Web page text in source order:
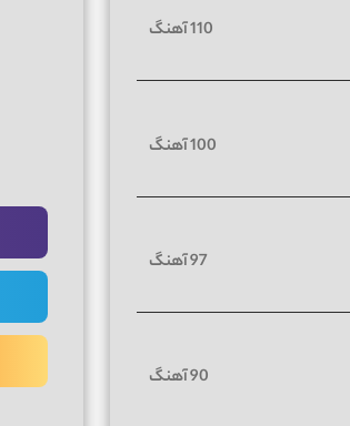
110 آهنگ
100 آهنگ
97 آهنگ
90 آهنگ